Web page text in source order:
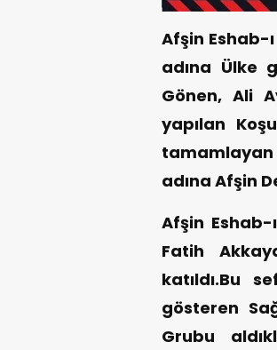
Afşin Eshab-ı
adına Ülke
Gönen, Ali
yapılan
tamamlayan
adına Afşin
Afşin Eshab-
Fatih
katıldı.Bu
gösteren
Grubu